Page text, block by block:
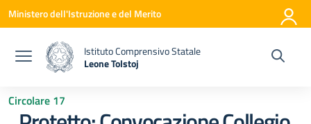
Vai ai contenuti
Vai al menu di navigazione
Vai al footer
Ministero dell'Istruzione e del Merito
Istituto Comprensivo Statale
Leone Tolstoj
Circolare 17